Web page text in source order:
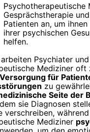
Psychotherapeutische
Gesprächstherapie
Patienten an, um
ihrer psychischen
helfen.
Psychiater und
Mediziner oft
Versorgung für
zu
Seite der
sie Diagnosen
verschreiben, während
Mediziner